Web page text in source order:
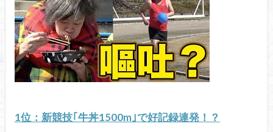
1位：新競技｢牛丼1500m｣で好記録連発！？